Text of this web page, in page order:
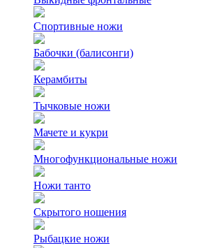
Спортивные ножи
Бабочки (балисонги)
Керамбиты
Тычковые ножи
Мачете и кукри
Многофункциональные ножи
Ножи танто
Скрытого ношения
Рыбацкие ножи